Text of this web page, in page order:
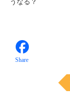
Share